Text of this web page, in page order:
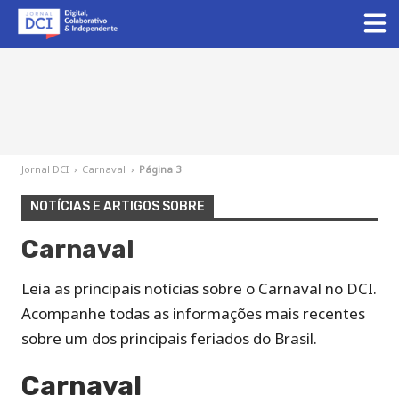
Jornal DCI › Carnaval › Página 3
NOTÍCIAS E ARTIGOS SOBRE
Carnaval
Leia as principais notícias sobre o Carnaval no DCI.
Acompanhe todas as informações mais recentes
sobre um dos principais feriados do Brasil.
Carnaval